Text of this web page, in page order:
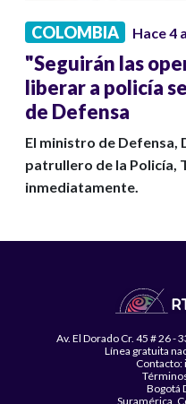
COLOMBIA Hace 4
"Seguirán las
liberar a policía
de Defensa
El ministro de Defensa,
patrullero de la Policía,
inmediatamente.
Av. El Dorado Cr. 45 # 26 -
Línea gratuita
Contacto:
Bogotá
Suramérica,